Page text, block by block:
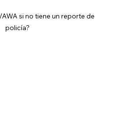
si no tiene un reporte de
policía?